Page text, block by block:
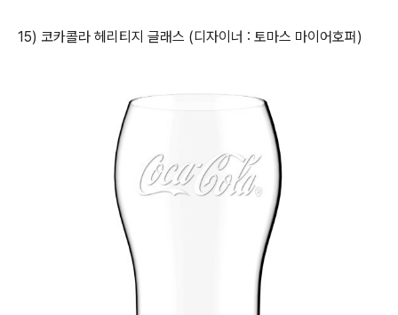
15) 코카콜라 헤리티지 글래스 (디자이너 : 토마스 마이어호퍼)